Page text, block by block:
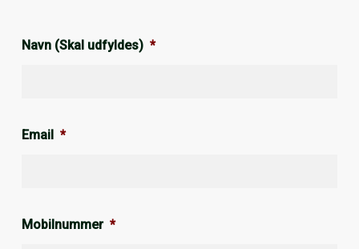
Navn (Skal udfyldes) *
Email *
Mobilnummer *